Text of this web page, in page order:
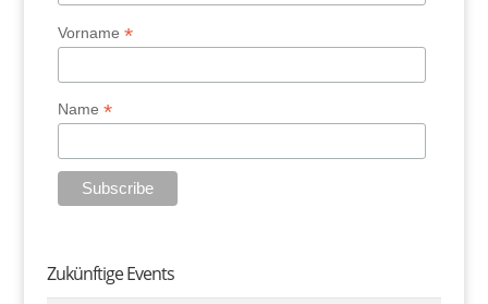
Vorname*
Name*
Zukünftige Events